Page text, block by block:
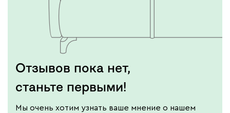
Отзывов пока нет,
станьте первыми!
Мы очень хотим узнать ваше мнение о нашем